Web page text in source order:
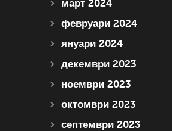
март 2024
февруари 2024
януари 2024
декември 2023
ноември 2023
октомври 2023
септември 2023